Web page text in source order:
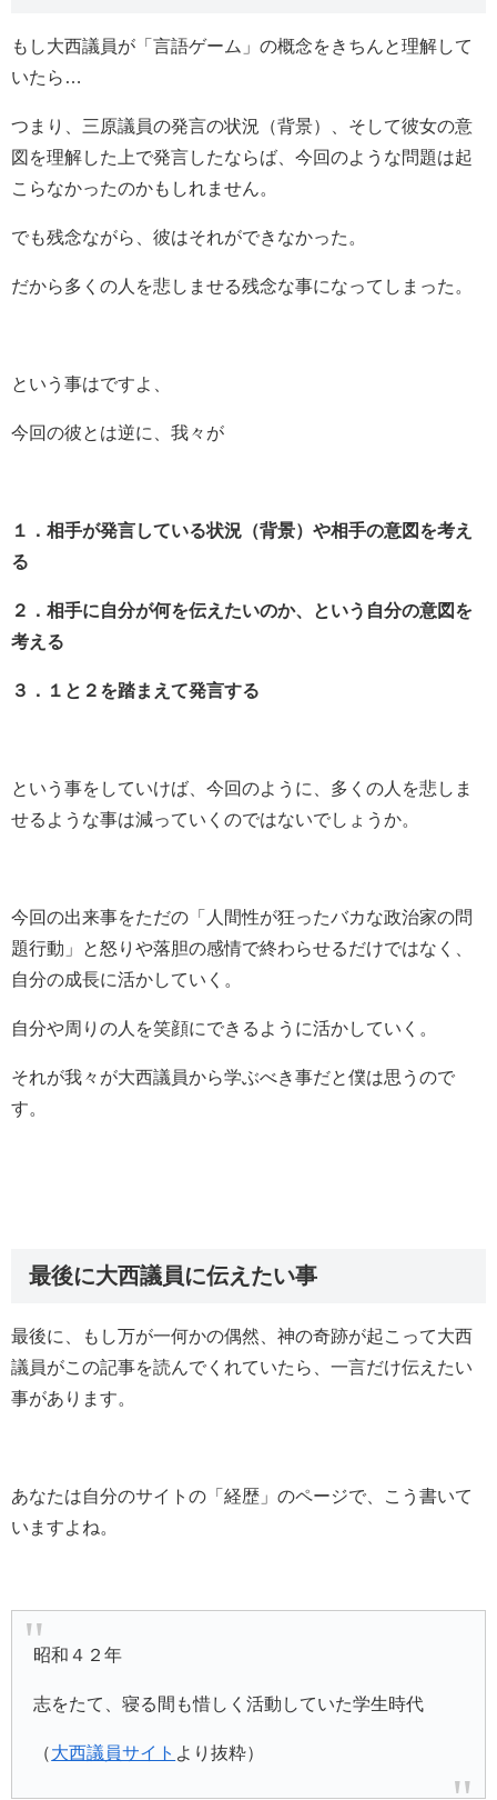
もし大西議員が「言語ゲーム」の概念をきちんと理解して
いたら…
つまり、三原議員の発言の状況（背景）、そして彼女の意
図を理解した上で発言したならば、今回のような問題は起
こらなかったのかもしれません。
でも残念ながら、彼はそれができなかった。
だから多くの人を悲しませる残念な事になってしまった。
という事はですよ、
今回の彼とは逆に、我々が
１．相手が発言している状況（背景）や相手の意図を考え
る
２．相手に自分が何を伝えたいのか、という自分の意図を
考える
３．１と２を踏まえて発言する
という事をしていけば、今回のように、多くの人を悲しま
せるような事は減っていくのではないでしょうか。
今回の出来事をただの「人間性が狂ったバカな政治家の問
題行動」と怒りや落胆の感情で終わらせるだけではなく、
自分の成長に活かしていく。
自分や周りの人を笑顔にできるように活かしていく。
それが我々が大西議員から学ぶべき事だと僕は思うので
す。
最後に大西議員に伝えたい事
最後に、もし万が一何かの偶然、神の奇跡が起こって大西
議員がこの記事を読んでくれていたら、一言だけ伝えたい
事があります。
あなたは自分のサイトの「経歴」のページで、こう書いて
いますよね。
昭和４２年
志をたて、寝る間も惜しく活動していた学生時代
（大西議員サイト より抜粋）